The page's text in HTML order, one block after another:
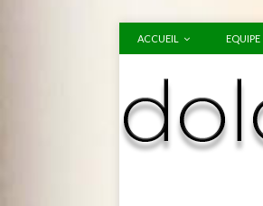
ACCUEIL EQUIPE